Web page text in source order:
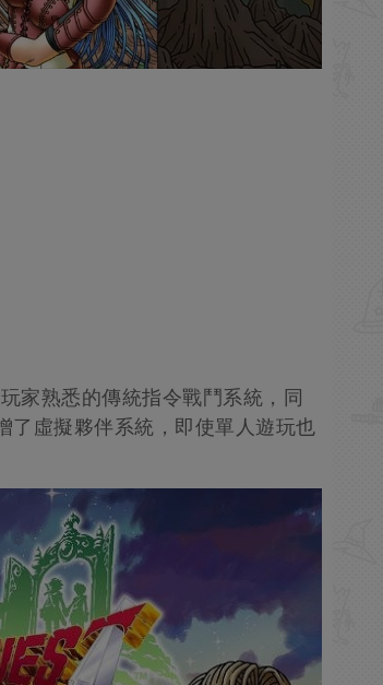
家熟悉的傳統指令戰鬥系統，同
了虛擬夥伴系統，即使單人遊玩也